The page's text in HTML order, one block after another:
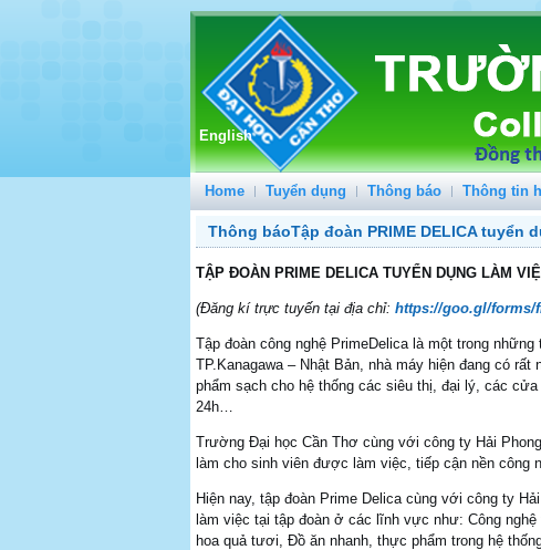
English
Home Tuyển dụng Thông báo Thông tin
Thông báoTập đoàn PRIME DELICA tuyển
TẬP ĐOÀN PRIME DELICA TUYỂN DỤNG LÀM
(Đăng kí trực tuyến tại địa chỉ: https://goo.gl/forms/
Tập đoàn công nghệ PrimeDelica là một trong
TP.Kanagawa – Nhật Bản, nhà máy hiện đang có
phẩm sạch cho hệ thống các siêu thị, đại lý, các
24h…
Trường Đại học Cần Thơ cùng với công ty Hải
làm cho sinh viên được làm việc, tiếp cận nền công
Hiện nay, tập đoàn Prime Delica cùng với công ty
làm việc tại tập đoàn ở các lĩnh vực như: Công
hoa quả tươi, Đồ ăn nhanh, thực phẩm trong hệ